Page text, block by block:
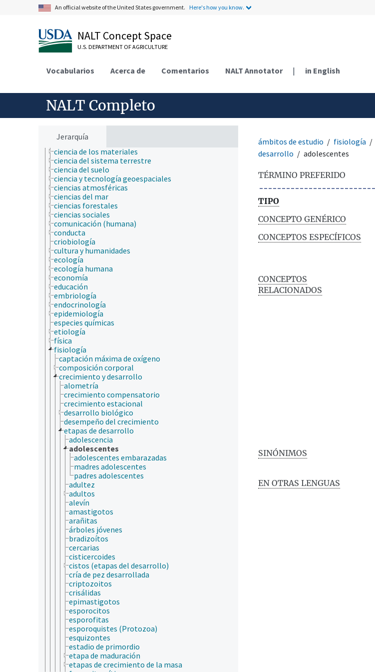
An official website of the United States government. Here's how you know.
NALT Concept Space
U.S. DEPARTMENT OF AGRICULTURE
Vocabularios Acerca de Comentarios NALT Annotator | in English
NALT Completo
Jerarquía
apicultura
biología de los insectos
biología estructural
biología evolutiva
bioquímica
ciencia animal
ciencia de la información
ciencia de la nutrición
ciencia de la sostenibilidad
ciencia de las malezas
ciencia de los materiales
ciencia del sistema terrestre
ciencia del suelo
ciencia y tecnología geoespaciales
ciencias atmosféricas
ciencias del mar
ciencias forestales
ciencias sociales
comunicación (humana)
conducta
criobiología
cultura y humanidades
ecología
ecología humana
economía
educación
embriología
endocrinología
epidemiología
especies químicas
etiología
física
fisiología
captación máxima de oxígeno
composición corporal
crecimiento y desarrollo
alometría
crecimiento compensatorio
crecimiento estacional
desarrollo biológico
desempeño del crecimiento
etapas de desarrollo
adolescencia
adolescentes
adolescentes embarazadas
madres adolescentes
padres adolescentes
adultez
adultos
alevín
amastigotos
arañitas
árboles jóvenes
bradizoítos
cercarias
cisticercoides
cistos (etapas del desarrollo)
cría de pez desarrollada
criptozoitos
crisálidas
epimastigotos
esporocitos
esporofitas
esporoquistes (Protozoa)
esquizontes
estadio de primordio
etapa de maduración
etapas de crecimiento de la masa
ámbitos de estudio fisiología
desarrollo
adolescentes
TÉRMINO PREFERIDO
TIPO
CONCEPTO GENÉRICO
CONCEPTOS ESPECÍFICOS
CONCEPTOS
RELACIONADOS
SINÓNIMOS
EN OTRAS LENGUAS